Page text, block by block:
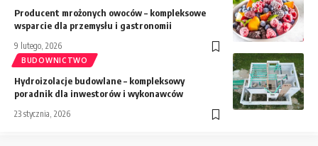
Producent mrożonych owoców – kompleksowe
wsparcie dla przemysłu i gastronomii
9 lutego, 2026
BUDOWNICTWO
Hydroizolacje budowlane – kompleksowy
poradnik dla inwestorów i wykonawców
23 stycznia, 2026